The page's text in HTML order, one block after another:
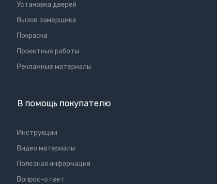
Установка дверей
Вызов замерщика
Покраска
Проектные работы
Рекламные материалы
В помощь покупателю
Инструкции
Видео материалы
Полезная информация
Вопрос-ответ